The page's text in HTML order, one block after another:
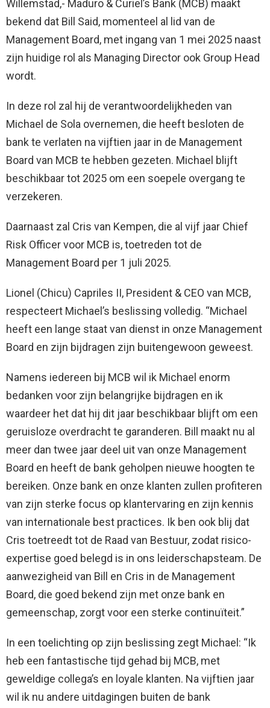
Willemstad,- Maduro & Curiel’s Bank (MCB) maakt
bekend dat Bill Said, momenteel al lid van de
Management Board, met ingang van 1 mei 2025 naast
zijn huidige rol als Managing Director ook Group Head
wordt.
In deze rol zal hij de verantwoordelijkheden van
Michael de Sola overnemen, die heeft besloten de
bank te verlaten na vijftien jaar in de Management
Board van MCB te hebben gezeten. Michael blijft
beschikbaar tot 2025 om een soepele overgang te
verzekeren.
Daarnaast zal Cris van Kempen, die al vijf jaar Chief
Risk Officer voor MCB is, toetreden tot de
Management Board per 1 juli 2025.
Lionel (Chicu) Capriles II, President & CEO van MCB,
respecteert Michael’s beslissing volledig. “Michael
heeft een lange staat van dienst in onze Management
Board en zijn bijdragen zijn buitengewoon geweest.
Namens iedereen bij MCB wil ik Michael enorm
bedanken voor zijn belangrijke bijdragen en ik
waardeer het dat hij dit jaar beschikbaar blijft om een
geruisloze overdracht te garanderen. Bill maakt nu al
meer dan twee jaar deel uit van onze Management
Board en heeft de bank geholpen nieuwe hoogten te
bereiken. Onze bank en onze klanten zullen profiteren
van zijn sterke focus op klantervaring en zijn kennis
van internationale best practices. Ik ben ook blij dat
Cris toetreedt tot de Raad van Bestuur, zodat risico-
expertise goed belegd is in ons leiderschapsteam. De
aanwezigheid van Bill en Cris in de Management
Board, die goed bekend zijn met onze bank en
gemeenschap, zorgt voor een sterke continuïteit.”
In een toelichting op zijn beslissing zegt Michael: “Ik
heb een fantastische tijd gehad bij MCB, met
geweldige collega’s en loyale klanten. Na vijftien jaar
wil ik nu andere uitdagingen buiten de bank